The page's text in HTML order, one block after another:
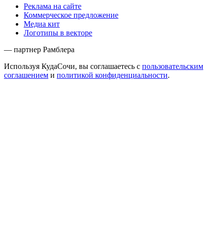
Реклама на сайте
Коммерческое предложение
Медиа кит
Логотипы в векторе
— партнер Рамблера
Используя КудаСочи, вы соглашаетесь с пользовательским
соглашением и политикой конфиденциальности.